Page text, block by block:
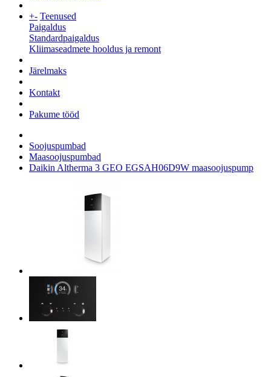
+- Teenused
Paigaldus
Standardpaigaldus
Kliimaseadmete hooldus ja remont
Järelmaks
Kontakt
Pakume tööd
Soojuspumbad
Maasoojuspumbad
Daikin Altherma 3 GEO EGSAH06D9W maasoojuspump